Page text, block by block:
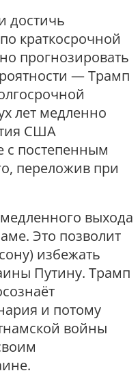
достичь
краткосрочной
прогнозировать
— Трамп
лет медленно
США
с постепенным
переложив при
выхода
Это позволит
избежать
Путину. Трамп
и потому
войны